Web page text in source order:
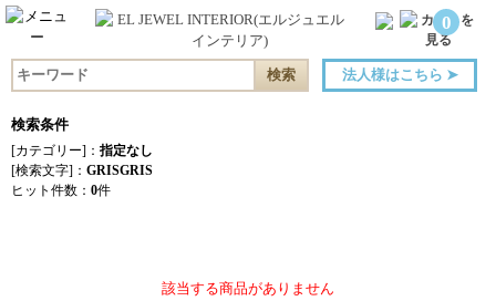
0
法人様はこちら ➤
検索条件
[カテゴリー]： 指定なし
[検索文字]： GRISGRIS
ヒット件数： 0件
該当する商品がありません